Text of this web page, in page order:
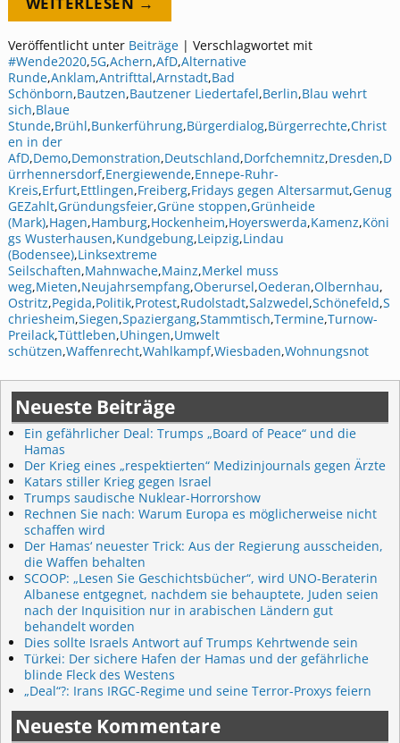
Veröffentlicht unter Beiträge| Verschlagwortet mit
#Wende2020,5G,Achern,AfD,Alternative
Runde,Anklam,Antrifttal,Arnstadt,Bad
Schönborn,Bautzen,Bautzener Liedertafel,Berlin,Blau wehrt
sich,Blaue
Stunde,Brühl,Bunkerführung,Bürgerdialog,Bürgerrechte,Christ
en in der
AfD,Demo,Demonstration,Deutschland,Dorfchemnitz,Dresden,D
ürrhennersdorf,Energiewende,Ennepe-Ruhr-
Kreis,Erfurt,Ettlingen,Freiberg,Fridays gegen Altersarmut,Genug
GEZahlt,Gründungsfeier,Grüne stoppen,Grünheide
(Mark),Hagen,Hamburg,Hockenheim,Hoyerswerda,Kamenz,Köni
gs Wusterhausen,Kundgebung,Leipzig,Lindau
(Bodensee),Linksextreme
Seilschaften,Mahnwache,Mainz,Merkel muss
weg,Mieten,Neujahrsempfang,Oberursel,Oederan,Olbernhau,
Ostritz,Pegida,Politik,Protest,Rudolstadt,Salzwedel,Schönefeld,S
chriesheim,Siegen,Spaziergang,Stammtisch,Termine,Turnow-
Preilack,Tüttleben,Uhingen,Umwelt
schützen,Waffenrecht,Wahlkampf,Wiesbaden,Wohnungsnot
Neueste Beiträge
Ein gefährlicher Deal: Trumps „Board of Peace“ und die
Hamas
Der Krieg eines „respektierten“ Medizinjournals gegen Ärzte
Katars stiller Krieg gegen Israel
Trumps saudische Nuklear-Horrorshow
Rechnen Sie nach: Warum Europa es möglicherweise nicht
schaffen wird
Der Hamas‘ neuester Trick: Aus der Regierung ausscheiden,
die Waffen behalten
SCOOP: „Lesen Sie Geschichtsbücher“, wird UNO-Beraterin
Albanese entgegnet, nachdem sie behauptete, Juden seien
nach der Inquisition nur in arabischen Ländern gut
behandelt worden
Dies sollte Israels Antwort auf Trumps Kehrtwende sein
Türkei: Der sichere Hafen der Hamas und der gefährliche
blinde Fleck des Westens
„Deal“?: Irans IRGC-Regime und seine Terror-Proxys feiern
Neueste Kommentare